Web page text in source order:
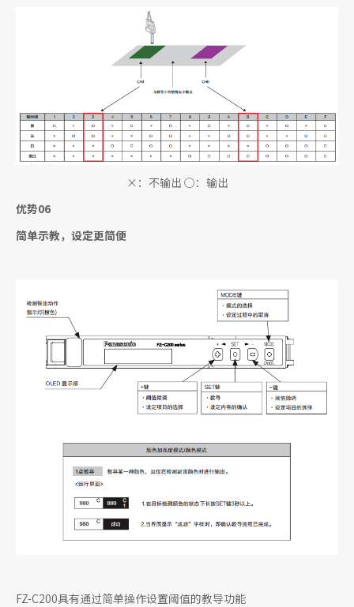
×：不输出 ○：输出
优势06
简单示教，设定更简便
FZ-C200具有通过简单操作设置阈值的教导功能